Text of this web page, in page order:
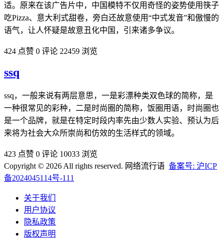
适。原来在该广告片中，中国模特不仅用奇怪的姿势使用筷子
吃Pizza、意大利式甜卷，旁白还故意使用“中式发音”和傲慢的
语气，让人怀疑是故意丑化中国，引来诸多争议。
424 点赞 0 评论 22459 浏览
ssq
ssq，一般来说有两层意思，一是彩漂种类双色球的简称，是
一种很常见的彩种，二是时尚圈的简称，饭圈用语，时尚圈也
是一个品牌，就是在特定时段内率先由少数人实验、预认为后
来将为社会大众所崇尚和仿效的生活样式的领域。
423 点赞 0 评论 10033 浏览
Copyright © 2026 All rights reserved. 网络流行语 备案号: 沪ICP
备2024045114号-111
关于我们
用户协议
隐私政策
版权声明